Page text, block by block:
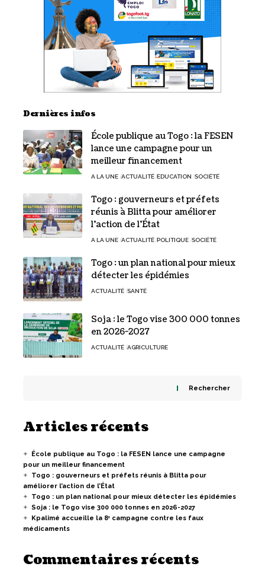
Dernières infos
École publique au Togo : la FESEN
lance une campagne pour un
meilleur financement
A LA UNE ACTUALITÉ EDUCATION SOCIÉTÉ
Togo : gouverneurs et préfets
réunis à Blitta pour améliorer
l’action de l’État
A LA UNE ACTUALITÉ POLITIQUE SOCIÉTÉ
Togo : un plan national pour mieux
détecter les épidémies
ACTUALITÉ SANTÉ
Soja : le Togo vise 300 000 tonnes
en 2026-2027
ACTUALITÉ AGRICULTURE
Rechercher
Articles récents
École publique au Togo : la FESEN lance une campagne
pour un meilleur financement
Togo : gouverneurs et préfets réunis à Blitta pour
améliorer l’action de l’État
Togo : un plan national pour mieux détecter les épidémies
Soja : le Togo vise 300 000 tonnes en 2026-2027
Kpalimé accueille la 8ᵉ campagne contre les faux
médicaments
Commentaires récents